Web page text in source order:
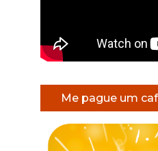
Me pague um